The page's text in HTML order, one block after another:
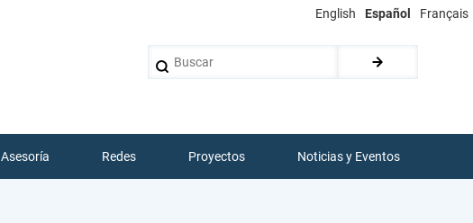
English Español Français
Asesoría Redes Proyectos Noticias y Eventos